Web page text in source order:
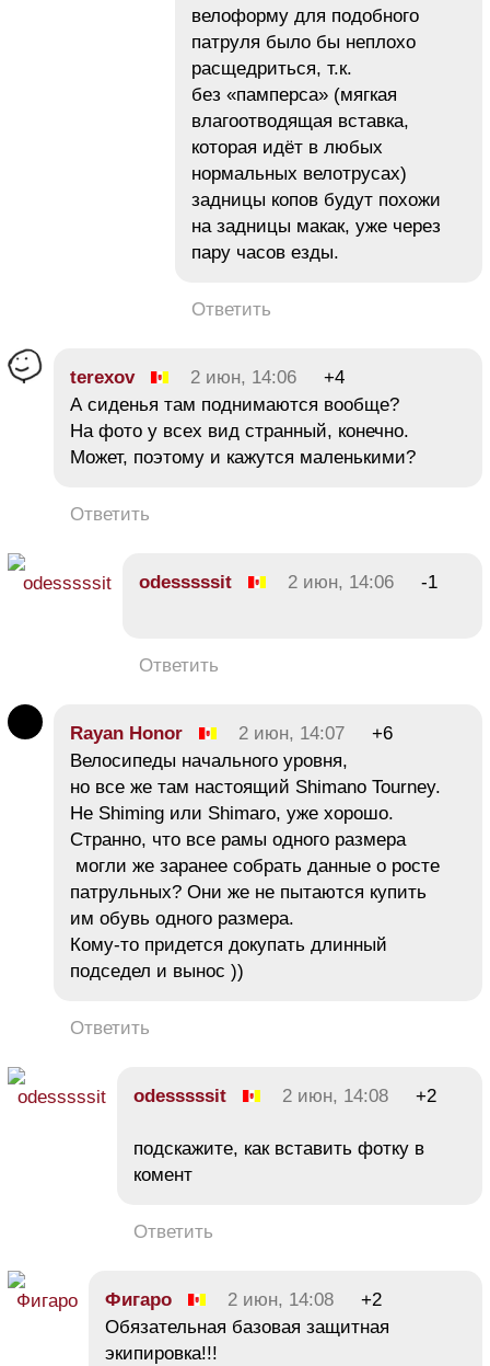
велоформу для подобного
патруля было бы неплохо
расщедриться, т.к.
без «памперса» (мягкая
влагоотводящая вставка,
которая идёт в любых
нормальных велотрусах)
задницы копов будут похожи
на задницы макак, уже через
пару часов езды.
Ответить
terexov 2 июн, 14:06
+4
А сиденья там поднимаются вообще?
На фото у всех вид странный, конечно.
Может, поэтому и кажутся маленькими?
Ответить
odesssssit 2 июн, 14:06 -1
Ответить
Rayan Honor 2 июн, 14:07
+6
Велосипеды начального уровня,
но все же там настоящий Shimano Tourney.
Не Shiming или Shimaro, уже хорошо.
Странно, что все рамы одного размера
могли же заранее собрать данные о росте
патрульных? Они же не пытаются купить
им обувь одного размера.
Кому-то придется докупать длинный
подседел и вынос ))
Ответить
odesssssit 2 июн, 14:08 +2
подскажите, как вставить фотку в
комент
Ответить
Фигаро 2 июн, 14:08
+2
Обязательная базовая защитная
экипировка!!!